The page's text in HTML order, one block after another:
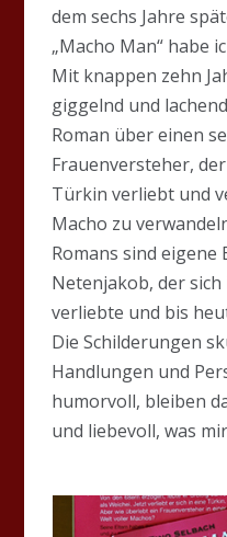
dem sechs Jahre
„Macho Man“ habe
Mit knappen zehn
giggelnd und
Roman über einen
Frauenversteher,
Türkin verliebt und
Macho zu
Romans sind
Netenjakob, der
verliebte und bis
Die Schilderungen
Handlungen und
humorvoll, bleiben
und liebevoll, was